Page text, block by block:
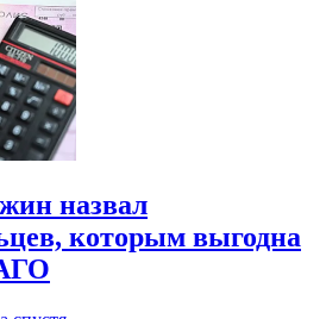
назвал
которым выгодна